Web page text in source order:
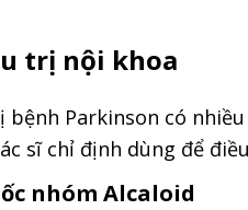
trị nội khoa
Parkinson có
sĩ chỉ định dùng để
nhóm Alcaloid